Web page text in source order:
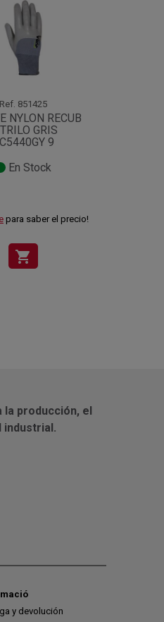
Ref. 851425
NYLON RECUB
GRIS
9
En Stock
para saber el precio!
shopping_cart
la producción, el
industrial.
y devolución